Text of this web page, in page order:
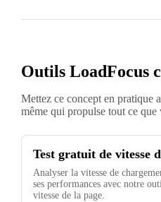
Outils LoadFocus
Mettez ce concept en pratique
même qui propulse tout ce que
Test gratuit de vitesse
Analyser la vitesse de
ses performances avec notre
vitesse de la page.